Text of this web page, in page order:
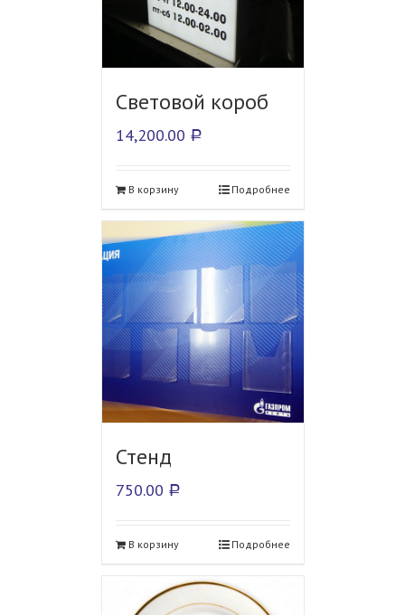
Световой короб
14,200.00 Р
В корзину Подробнее
Стенд
750.00 Р
В корзину Подробнее